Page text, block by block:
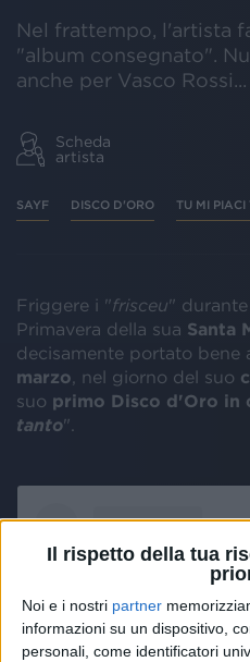
Il rispetto della tua
Noi e i nostri partner
informazioni su un dispositivo,
personali, come identificatori
Nel frattempo, l'artista
"album consegnato".
anche per Vasco Rossi...
Scheda
artista
SAYF DISCO D'ORO TU MI PIACI
Friggere i "frisceu"
Primavera della sua Santa
decisamente portato bene
marzo , nel giorno del suo
suo primo Disco d'Oro in
tanto".